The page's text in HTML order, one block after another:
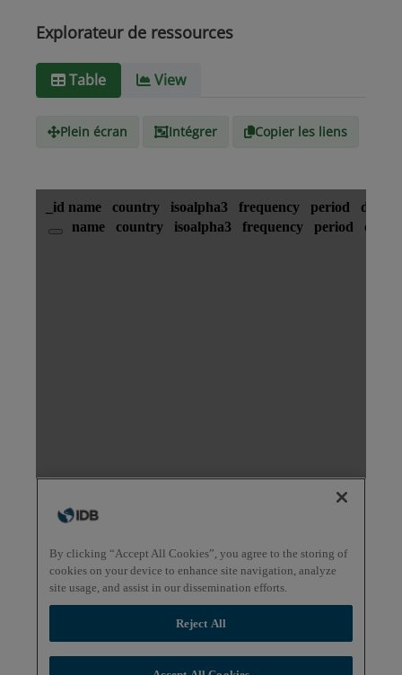
Venezuela
Barbade
Type de
text/csv
Explorateur de ressources
Table View
Plein écran Intégrer Copier les liens